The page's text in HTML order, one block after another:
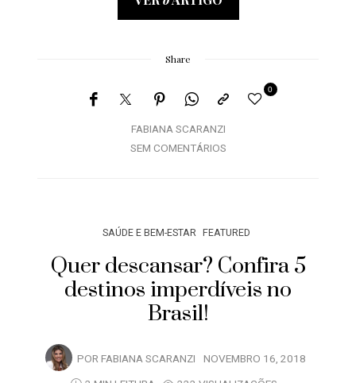
Share
FABIANA SCARANZI
0
SEM COMENTÁRIOS
SAÚDE E BEM-ESTAR FEATURED
Quer descansar? Confira 5
destinos imperdíveis no
Brasil!
POR FABIANA SCARANZI NOVEMBRO 16, 2018